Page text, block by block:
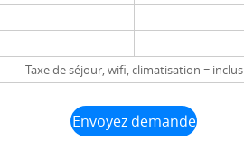
Taxe de séjour, wifi, climatisation = inclus
Envoyez demande